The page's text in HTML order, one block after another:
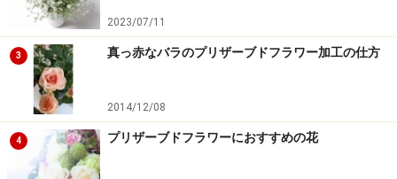
2023/07/11
3 真っ赤なバラのプリザーブドフラワー加工の仕方
2014/12/08
4 プリザーブドフラワーにおすすめの花